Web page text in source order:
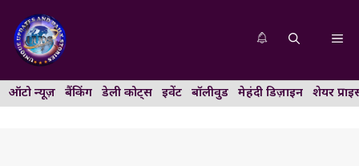
content
ऑटो न्यूज़ बैंकिंग डेली कोट्स इवेंट बॉलीवुड मेहंदी डिज़ाइन शेयर